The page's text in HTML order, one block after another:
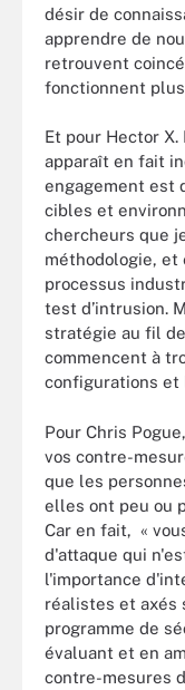
désir de
apprendre de
retrouvent
fonctionnent plus
Et pour Hector
apparaît en fait
engagement est
cibles et
chercheurs que
méthodologie,
processus
test d’intrusion.
stratégie au fil de
commencent à
configurations et
Pour Chris
vos contre-
que les
elles ont peu ou
Car en fait, «
d'attaque qui
l'importance
réalistes et axés
programme de
évaluant et en
contre-mesures